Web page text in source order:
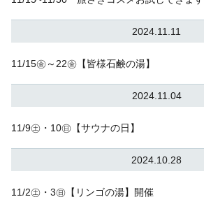
2024.11.11
11/15㊎～22㊎【皆様石鹸の湯】
2024.11.04
11/9㊏・10㊐【サウナの日】
2024.10.28
11/2㊏・3㊐【リンゴの湯】開催